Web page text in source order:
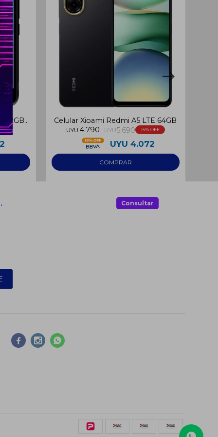
2GB Celular Xioami Redmi A5 LTE 64GB
UYU 4.790 UYU5.690 15
UYU 4.072
Consultar
  